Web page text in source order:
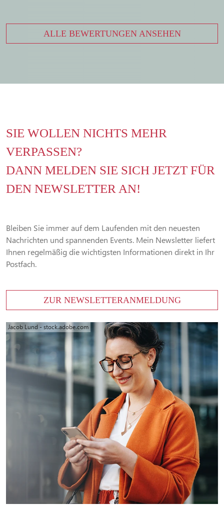
ALLE BEWERTUNGEN ANSEHEN
SIE WOLLEN NICHTS MEHR
VERPASSEN?
DANN MELDEN SIE SICH JETZT FÜR
DEN NEWSLETTER AN!
Bleiben Sie immer auf dem Laufenden mit den neuesten
Nachrichten und spannenden Events. Mein Newsletter liefert
Ihnen regelmäßig die wichtigsten Informationen direkt in Ihr
Postfach.
ZUR NEWSLETTERANMELDUNG
Jacob Lund - stock.adobe.com